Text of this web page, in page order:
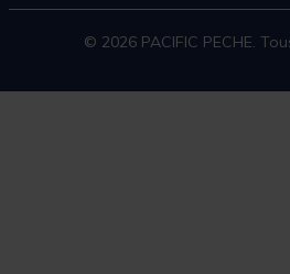
© 2026 PACIFIC PECHE.